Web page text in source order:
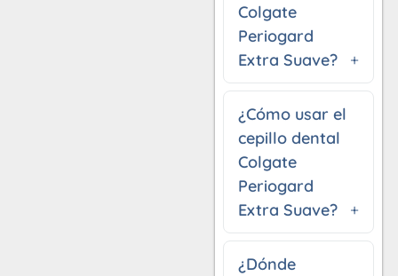
Colgate
Periogard
Extra Suave?
¿Cómo usar el
cepillo dental
Colgate
Periogard
Extra Suave?
¿Dónde